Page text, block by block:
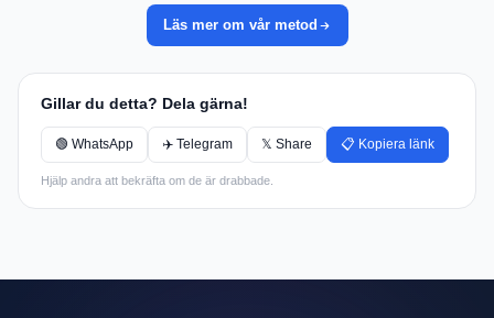
Läs mer om vår metod
Gillar du detta? Dela gärna!
🟢 WhatsApp ✈️ Telegram 𝕏 Share 📋 Kopiera länk
Hjälp andra att bekräfta om de är drabbade.